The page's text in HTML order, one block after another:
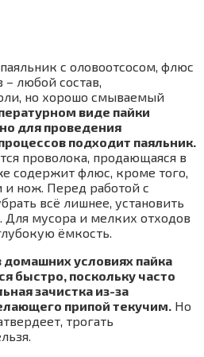
с оловоотсосом, флюс
– любой состав,
но хорошо смываемый
виде пайки
для проведения
подходит паяльник.
проволока, продающаяся в
содержит флюс, кроме того,
и нож. Перед работой с
всё лишнее, установить
Для мусора и мелких отходов
ёмкость.
домашних условиях пайка
быстро, поскольку часто
зачистка из-за
припой текучим. Но
трогать